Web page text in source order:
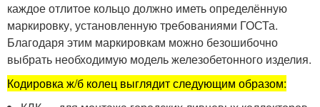
каждое отлитое кольцо должно иметь определённую
маркировку, установленную требованиями ГОСТа.
Благодаря этим маркировкам можно безошибочно
выбрать необходимую модель железобетонного изделия.
Кодировка ж/б колец выглядит следующим образом: